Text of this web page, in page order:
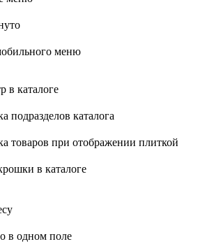
меню
в каталоге
подразделов каталога
товаров при отображении плиткой
в каталоге
в одном поле